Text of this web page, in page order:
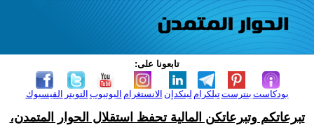
تابعونا على:
الفيسبوك التويتر اليوتيوب الانستغرام لينكدإن تيلكرامبنترست بودكاست
تبرعاتكم وتبرعاتكن المالية تحفظ استقلال الحوار المتمدن،